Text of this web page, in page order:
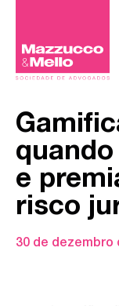
e
risco
30 de dezembro